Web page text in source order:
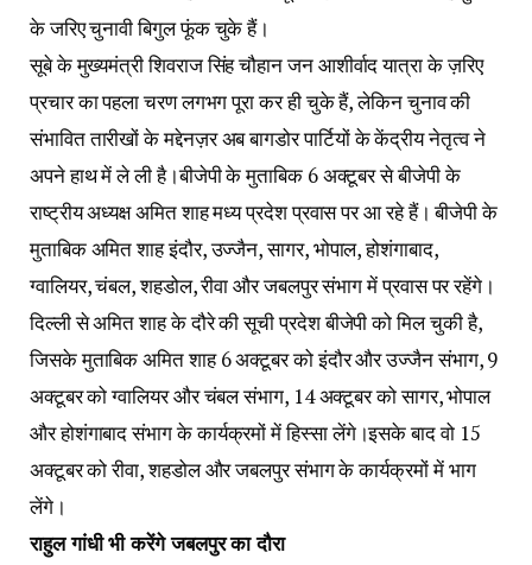
के जरिए चुनावी बिगुल फूंक चुके हैं।
सूबे के मुख्यमंत्री शिवराज सिंह चौहान जन आशीर्वाद यात्रा के ज़रिए
प्रचार का पहला चरण लगभग पूरा कर ही चुके हैं, लेकिन चुनाव की
संभावित तारीखों के मद्देनज़र अब बागडोर पार्टियों के केंद्रीय नेतृत्व ने
अपने हाथ में ले ली है।बीजेपी के मुताबिक 6 अक्टूबर से बीजेपी के
राष्ट्रीय अध्यक्ष अमित शाह मध्य प्रदेश प्रवास पर आ रहे हैं। बीजेपी के
मुताबिक अमित शाह इंदौर, उज्जैन, सागर, भोपाल, होशंगाबाद,
ग्वालियर, चंबल, शहडोल, रीवा और जबलपुर संभाग में प्रवास पर रहेंगे।
दिल्ली से अमित शाह के दौरे की सूची प्रदेश बीजेपी को मिल चुकी है,
जिसके मुताबिक अमित शाह 6 अक्टूबर को इंदौर और उज्जैन संभाग, 9
अक्टूबर को ग्वालियर और चंबल संभाग, 14 अक्टूबर को सागर, भोपाल
और होशंगाबाद संभाग के कार्यक्रमों में हिस्सा लेंगे।इसके बाद वो 15
अक्टूबर को रीवा, शहडोल और जबलपुर संभाग के कार्यक्रमों में भाग
लेंगे।
राहुल गांधी भी करेंगे जबलपुर का दौरा